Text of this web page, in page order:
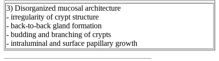
3) Disorganized mucosal architecture
- irregularity of crypt structure
- back-to-back gland formation
- budding and branching of crypts
- intraluminal and surface papillary growth